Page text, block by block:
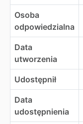
Osoba
odpowiedzialna
Data
utworzenia
Udostępnił
Data
udostępnienia